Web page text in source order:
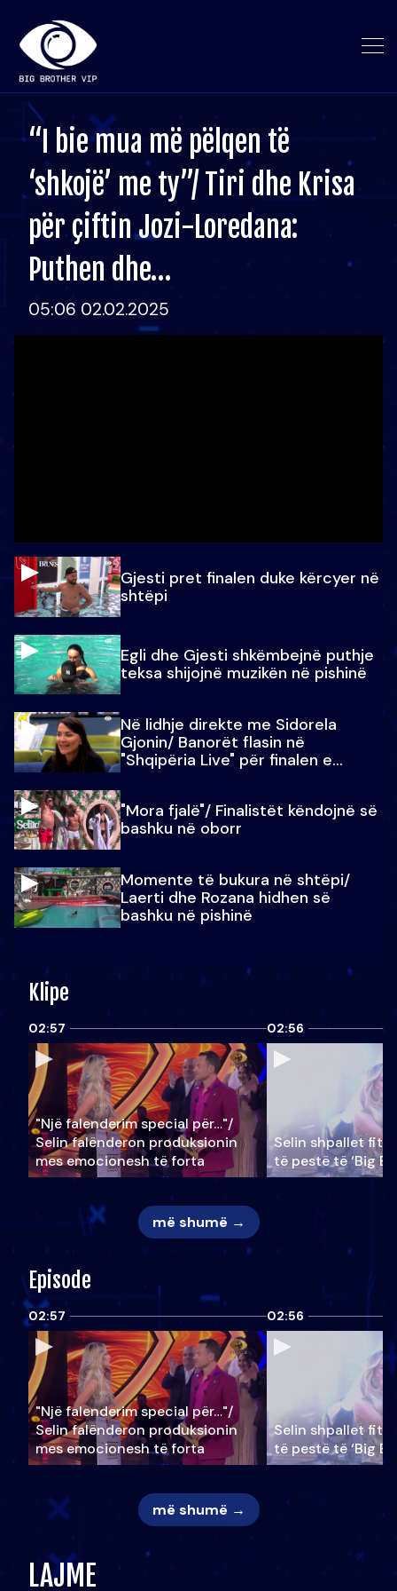
“I bie mua më pëlqen të
‘shkojë’ me ty”/ Tiri dhe Krisa
për çiftin Jozi-Loredana:
Puthen dhe…
05:06 02.02.2025
Gjesti pret finalen duke kërcyer në
shtëpi
Egli dhe Gjesti shkëmbejnë puthje
teksa shijojnë muzikën në pishinë
Në lidhje direkte me Sidorela
Gjonin/ Banorët flasin në
"Shqipëria Live" për finalen e
"Mora fjalë"/ Finalistët këndojnë së
bashku në oborr
Momente të bukura në shtëpi/
Laerti dhe Rozana hidhen së
bashku në pishinë
Klipe
02:57
"Një falenderim special për…"/
Selin falënderon produksionin
mes emocionesh të forta
02:56
Selin shpallet
të pestë të ‘Big
më shumë →
Episode
02:57
"Një falenderim special për…"/
Selin falënderon produksionin
mes emocionesh të forta
02:56
Selin shpallet
të pestë të ‘Big
më shumë →
LAJME